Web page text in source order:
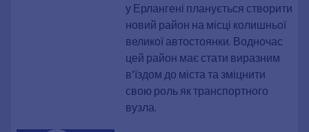
у Ерлангені планується створити
новий район на місці колишньої
великої автостоянки. Водночас
цей район має стати виразним
в’їздом до міста та зміцнити
свою роль як транспортного
вузла.